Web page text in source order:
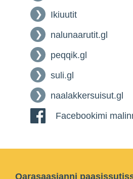
Ikiuutit
nalunaarutit.gl
peqqik.gl
suli.gl
naalakkersuisut.gl
Facebookimi
Qarasaasianni